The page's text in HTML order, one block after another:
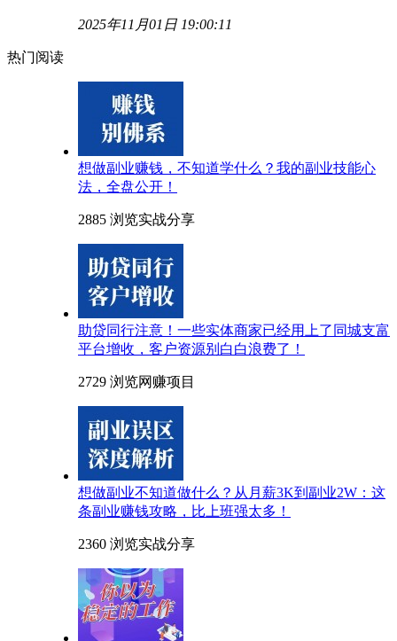
2025年11月01日 19:00:11
热门阅读
想做副业赚钱，不知道学什么？我的副业技能心
法，全盘公开！
2885 浏览实战分享
助贷同行注意！一些实体商家已经用上了同城支富
平台增收，客户资源别白白浪费了！
2729 浏览网赚项目
想做副业不知道做什么？从月薪3K到副业2W：这
条副业赚钱攻略，比上班强太多！
2360 浏览实战分享